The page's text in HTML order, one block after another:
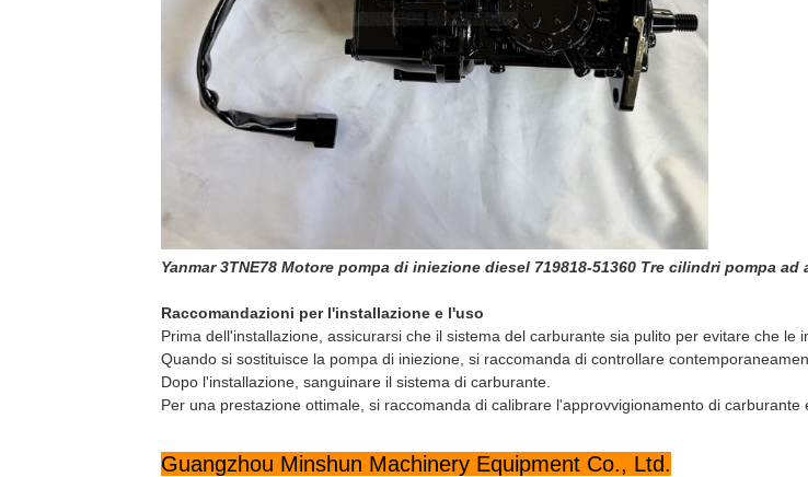
Yanmar 3TNE78 Motore pompa di iniezione diesel 719818-51360 Tre cilindri pompa
Raccomandazioni per l'installazione e l'uso
Prima dell'installazione, assicurarsi che il sistema del carburante sia pulito per evitare che le
Quando si sostituisce la pompa di iniezione, si raccomanda di controllare
Dopo l'installazione, sanguinare il sistema di carburante.
Per una prestazione ottimale, si raccomanda di calibrare l'approvvigionamento di carburante
Guangzhou Minshun Machinery Equipment Co., Ltd.